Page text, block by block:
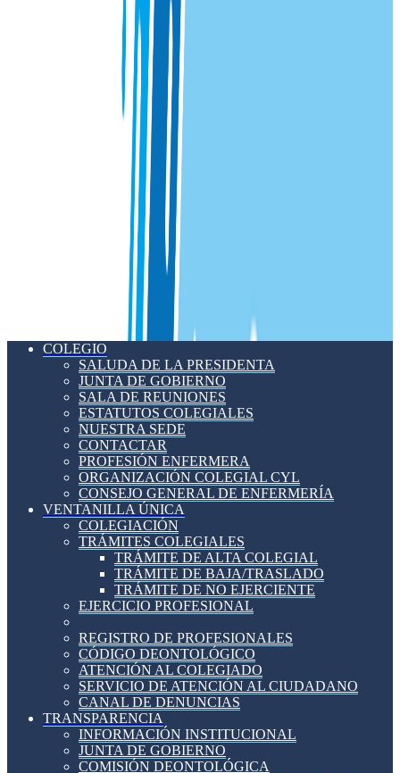
COLEGIO
SALUDA DE LA PRESIDENTA
JUNTA DE GOBIERNO
SALA DE REUNIONES
ESTATUTOS COLEGIALES
NUESTRA SEDE
CONTACTAR
PROFESIÓN ENFERMERA
ORGANIZACIÓN COLEGIAL CYL
CONSEJO GENERAL DE ENFERMERÍA
VENTANILLA ÚNICA
COLEGIACIÓN
TRÁMITES COLEGIALES
TRÁMITE DE ALTA COLEGIAL
TRÁMITE DE BAJA/TRASLADO
TRÁMITE DE NO EJERCIENTE
EJERCICIO PROFESIONAL
REGISTRO DE PROFESIONALES
CÓDIGO DEONTOLÓGICO
ATENCIÓN AL COLEGIADO
SERVICIO DE ATENCIÓN AL CIUDADANO
CANAL DE DENUNCIAS
TRANSPARENCIA
INFORMACIÓN INSTITUCIONAL
JUNTA DE GOBIERNO
COMISIÓN DEONTOLÓGICA